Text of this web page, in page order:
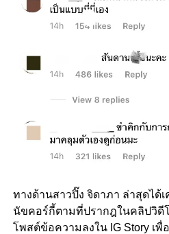
ทางด้านสาวปิ๊ง จิดาภา ล่าสุดได้
นัขคอร์กี้ตามที่ปรากฎในคลิปวิดี
โพสต์ข้อความลงใน IG Story เ